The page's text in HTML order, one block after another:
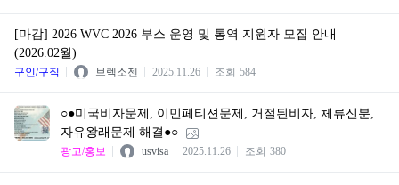
[마감] 2026 WVC 2026 부스 운영 및 통역 지원자 모집 안내
(2026.02월)
구인/구직 브렉소젠 2025.11.26 조회 584
○●미국비자문제, 이민페티션문제, 거절된비자, 체류신분,
자유왕래문제 해결●○
광고/홍보 usvisa 2025.11.26 조회 380